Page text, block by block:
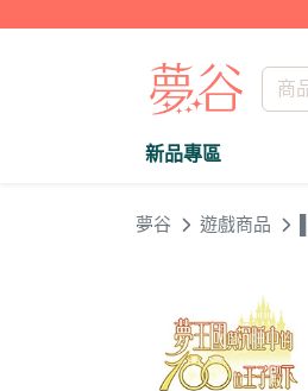
新品專區
夢谷 遊戲商品